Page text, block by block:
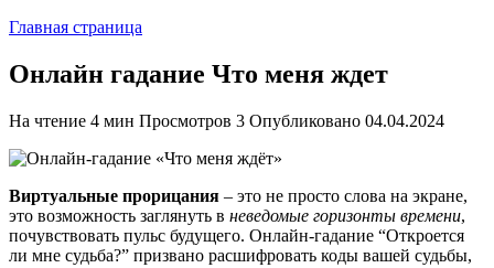
Главная страница
Онлайн гадание Что меня ждет
На чтение 4 мин Просмотров 3 Опубликовано 04.04.2024
Виртуальные прорицания – это не просто слова на экране,
это возможность заглянуть в неведомые горизонты времени,
почувствовать пульс будущего. Онлайн-гадание “Откроется
ли мне судьба?” призвано расшифровать коды вашей судьбы,